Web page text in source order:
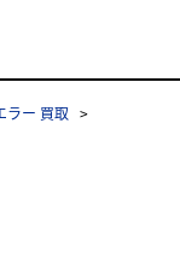
ラー 買取